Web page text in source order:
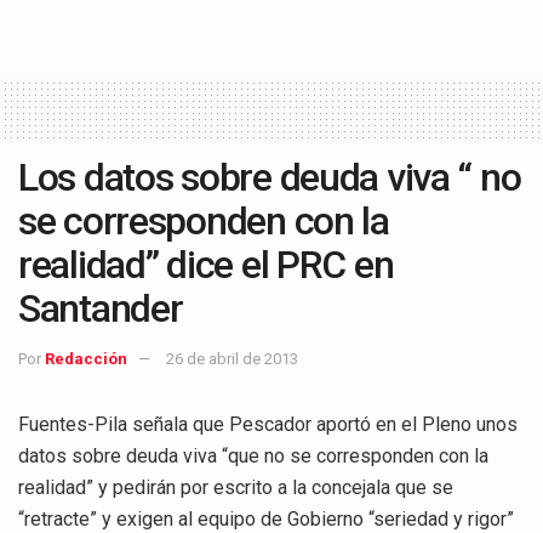
Los datos sobre deuda viva “ no
se corresponden con la
realidad” dice el PRC en
Santander
Por Redacción 26 de abril de 2013
Fuentes-Pila señala que Pescador aportó en el Pleno unos
datos sobre deuda viva “que no se corresponden con la
realidad” y pedirán por escrito a la concejala que se
“retracte” y exigen al equipo de Gobierno “seriedad y rigor”